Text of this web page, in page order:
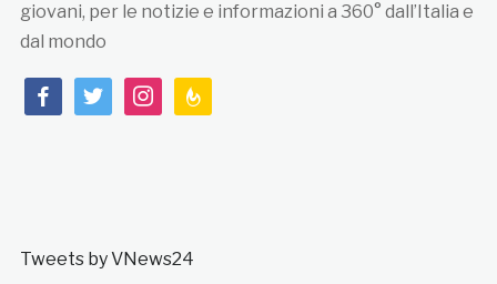
giovani, per le notizie e informazioni a 360° dall’Italia e
dal mondo
facebooktwitterinstagramfeedburner
Tweets by VNews24